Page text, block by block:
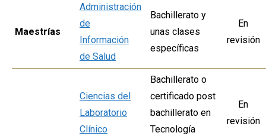
Maestrías
Administración
de
Información
de Salud
Bachillerato y
unas clases
específicas
En
revisión
Ciencias del
Laboratorio
Clínico
Bachillerato o
certificado post
bachillerato en
Tecnología
En
revisión